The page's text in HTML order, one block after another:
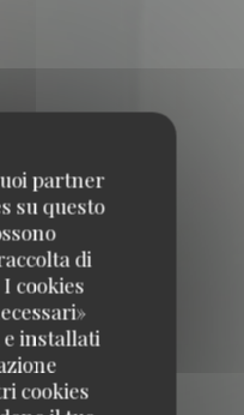
partner
su questo
di
cookies
e installati
cookies